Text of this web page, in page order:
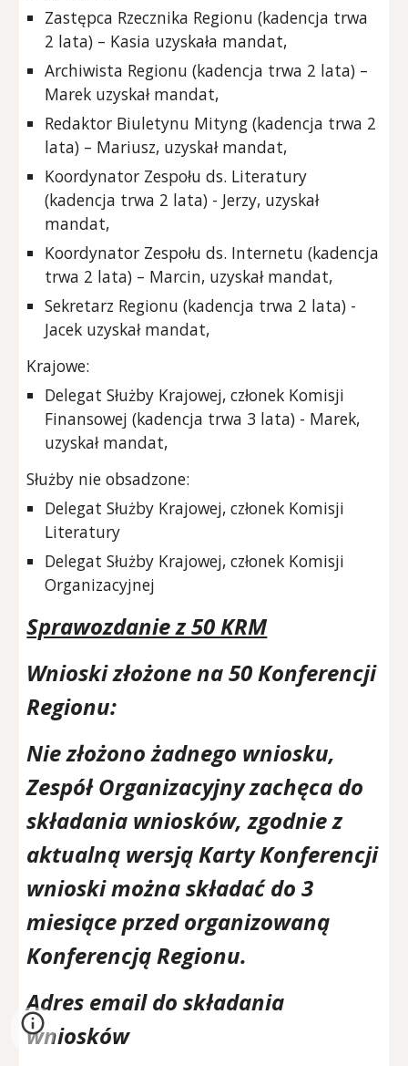
Zastępca Rzecznika Regionu (kadencja trwa
2 lata) – Kasia uzyskała mandat,
Archiwista Regionu (kadencja trwa 2 lata) –
Marek uzyskał mandat,
Redaktor Biuletynu Mityng (kadencja trwa 2
lata) – Mariusz, uzyskał mandat,
Koordynator Zespołu ds. Literatury
(kadencja trwa 2 lata) - Jerzy, uzyskał
mandat,
Koordynator Zespołu ds. Internetu (kadencja
trwa 2 lata) – Marcin, uzyskał mandat,
Sekretarz Regionu (kadencja trwa 2 lata) -
Jacek uzyskał mandat,
Krajowe:
Delegat Służby Krajowej, członek Komisji
Finansowej (kadencja trwa 3 lata) - Marek,
uzyskał mandat,
Służby nie obsadzone:
Delegat Służby Krajowej, członek Komisji
Literatury
Delegat Służby Krajowej, członek Komisji
Organizacyjnej
Sprawozdanie z 50 KRM
Wnioski złożone na 50 Konferencji
Regionu:
Nie złożono żadnego wniosku,
Zespół Organizacyjny zachęca do
składania wniosków, zgodnie z
aktualną wersją Karty Konferencji
wnioski można składać do 3
miesiące przed organizowaną
Konferencją Regionu.
Adres email do składania
wniosków